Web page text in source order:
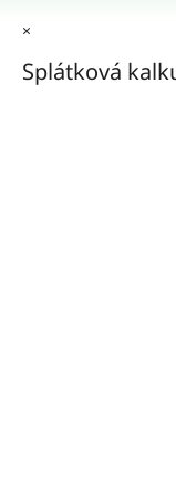
×
Splátková